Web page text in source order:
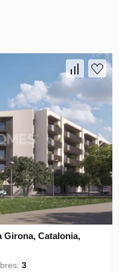
Girona, Catalonia,
3